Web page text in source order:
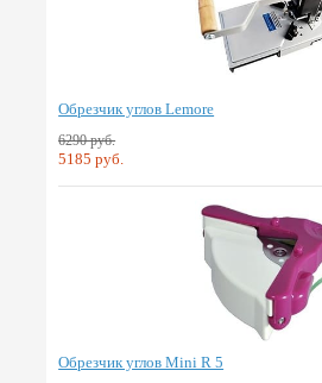
Обрезчик углов Lemore
6290 руб.
5185 руб.
Обрезчик углов Mini R 5